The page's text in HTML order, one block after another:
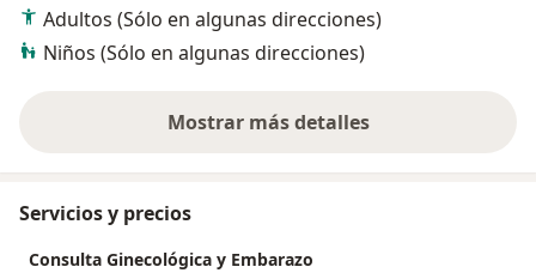
Adultos (Sólo en algunas direcciones)
Niños (Sólo en algunas direcciones)
Mostrar más detalles
sobre la experiencia
Servicios y precios
Consulta Ginecológica y Embarazo